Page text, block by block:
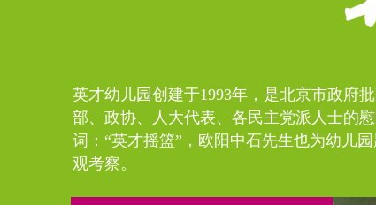
英才幼儿园创建于1993年，是北京市政府
部、政协、人大代表、各民主党派人士的
词：“英才摇篮”，欧阳中石先生也为幼儿
观考察。